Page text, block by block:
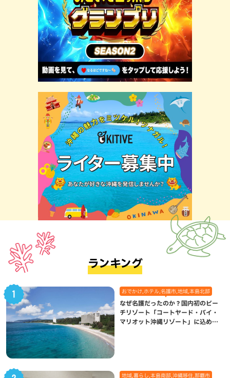
ランキング
おでかけ,ホテル,名護市,地域,本島北部
なぜ名護だったのか？国内初のビー
チリゾート「コートヤード・バイ・
マリオット沖縄リゾート」に込めら
地域,暮らし,本島南部,沖縄移住,那覇市